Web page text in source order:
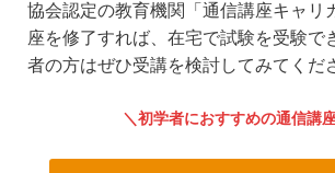
協会認定の教育機関「通信講座キャリ
座を修了すれば、在宅で試験を受験で
者の方はぜひ受講を検討してみてくだ
初学者におすすめの通信講座